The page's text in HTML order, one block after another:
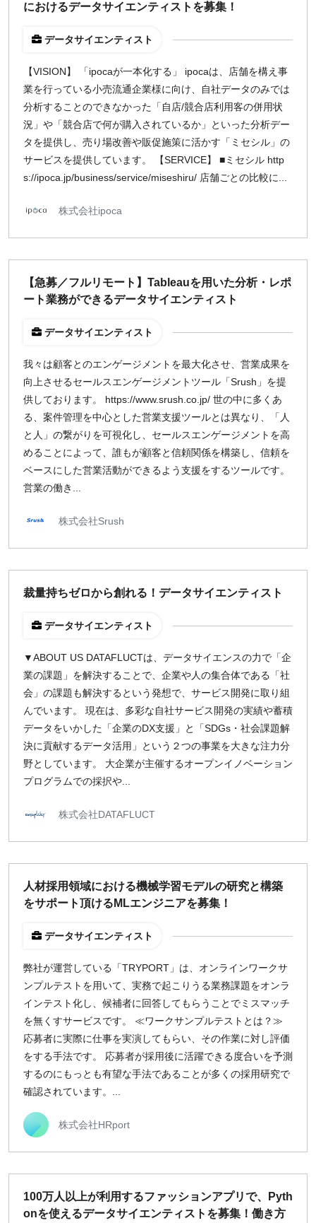
におけるデータサイエンティストを募集！
データサイエンティスト
【VISION】 「ipocaが一本化する」 ipocaは、店舗を構え事
業を行っている小売流通企業様に向け、自社データのみでは
分析することのできなかった「自店/競合店利用客の併用状
況」や「競合店で何が購入されているか」といった分析デー
タを提供し、売り場改善や販促施策に活かす「ミセシル」の
サービスを提供しています。 【SERVICE】 ■ミセシル http
s://ipoca.jp/business/service/miseshiru/ 店舗ごとの比較に...
株式会社ipoca
【急募／フルリモート】Tableauを用いた分析・レポ
ート業務ができるデータサイエンティスト
データサイエンティスト
我々は顧客とのエンゲージメントを最大化させ、営業成果を
向上させるセールスエンゲージメントツール「Srush」を提
供しております。 https://www.srush.co.jp/ 世の中に多くあ
る、案件管理を中心とした営業支援ツールとは異なり、「人
と人」の繋がりを可視化し、セールスエンゲージメントを高
めることによって、誰もが顧客と信頼関係を構築し、信頼を
ベースにした営業活動ができるよう支援をするツールです。
営業の働き...
株式会社Srush
裁量持ちゼロから創れる！データサイエンティスト
データサイエンティスト
▼ABOUT US DATAFLUCTは、データサイエンスの力で「企
業の課題」を解決することで、企業や人の集合体である「社
会」の課題も解決するという発想で、サービス開発に取り組
んでいます。 現在は、多彩な自社サービス開発の実績や蓄積
データをいかした「企業のDX支援」と「SDGs・社会課題解
決に貢献するデータ活用」という２つの事業を大きな注力分
野としています。 大企業が主催するオープンイノベーション
プログラムでの採択や...
株式会社DATAFLUCT
人材採用領域における機械学習モデルの研究と構築
をサポート頂けるMLエンジニアを募集！
データサイエンティスト
弊社が運営している「TRYPORT」は、オンラインワークサ
ンプルテストを用いて、実務で起こりうる業務課題をオンラ
インテスト化し、候補者に回答してもらうことでミスマッチ
を無くすサービスです。 ≪ワークサンプルテストとは？≫
応募者に実際に仕事を実演してもらい、その作業に対し評価
をする手法です。 応募者が採用後に活躍できる度合いを予測
するのにもっとも有望な手法であることが多くの採用研究で
確認されています。...
株式会社HRport
100万人以上が利用するファッションアプリで、Pyth
onを使えるデータサイエンティストを募集！働き方